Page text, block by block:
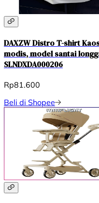
DAXZW Distro T-shirt
modis, model santai
SLNDXDA000206
Rp81.600
Beli di Shopee